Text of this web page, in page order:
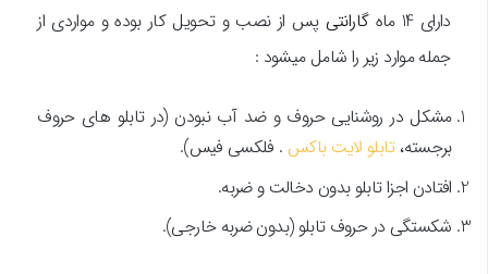
دارای 14 ماه
گارانتی پس از نصب و تحویل کار بوده و مواردی از
جمله موارد زیر را شامل میشود :
مشکل در روشنایی حروف و ضد آب نبودن (در تابلو های حروف
برجسته،تابلو لایت باکس . فلکسی فیس).
افتادن اجزا تابلو بدون دخالت و ضربه.
شکستگی در حروف تابلو (بدون ضربه خارجی).